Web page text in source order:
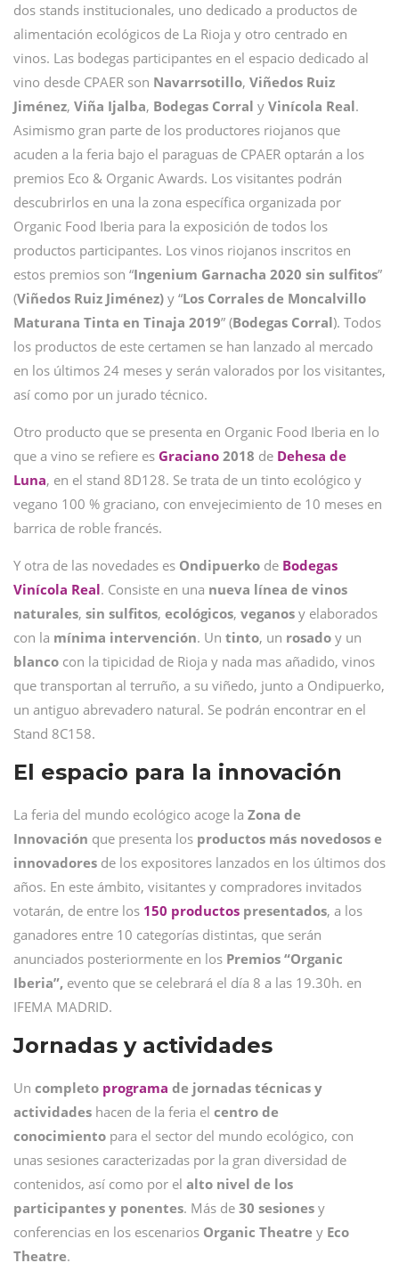
dos stands institucionales, uno dedicado a productos de
alimentación ecológicos de La Rioja y otro centrado en
vinos. Las bodegas participantes en el espacio dedicado al
vino desde CPAER son Navarrsotillo, Viñedos Ruiz
Jiménez, Viña Ijalba, Bodegas Corral y Vinícola Real.
Asimismo gran parte de los productores riojanos que
acuden a la feria bajo el paraguas de CPAER optarán a los
premios Eco & Organic Awards. Los visitantes podrán
descubrirlos en una la zona específica organizada por
Organic Food Iberia para la exposición de todos los
productos participantes. Los vinos riojanos inscritos en
estos premios son “Ingenium Garnacha 2020 sin sulfitos”
(Viñedos Ruiz Jiménez) y “Los Corrales de Moncalvillo
Maturana Tinta en Tinaja 2019” (Bodegas Corral). Todos
los productos de este certamen se han lanzado al mercado
en los últimos 24 meses y serán valorados por los visitantes,
así como por un jurado técnico.
Otro producto que se presenta en Organic Food Iberia en lo
que a vino se refiere es Graciano 2018 de Dehesa de
Luna, en el stand 8D128. Se trata de un tinto ecológico y
vegano 100 % graciano, con envejecimiento de 10 meses en
barrica de roble francés.
Y otra de las novedades es Ondipuerko de Bodegas
Vinícola Real. Consiste en una nueva línea de vinos
naturales, sin sulfitos, ecológicos, veganos y elaborados
con la mínima intervención. Un tinto, un rosado y un
blanco con la tipicidad de Rioja y nada mas añadido, vinos
que transportan al terruño, a su viñedo, junto a Ondipuerko,
un antiguo abrevadero natural. Se podrán encontrar en el
Stand 8C158.
El espacio para la innovación
La feria del mundo ecológico acoge la Zona de
Innovación que presenta los productos más novedosos e
innovadores de los expositores lanzados en los últimos dos
años. En este ámbito, visitantes y compradores invitados
votarán, de entre los 150 productos presentados, a los
ganadores entre 10 categorías distintas, que serán
anunciados posteriormente en los Premios “Organic
Iberia”, evento que se celebrará el día 8 a las 19.30h. en
IFEMA MADRID.
Jornadas y actividades
Un completo programa de jornadas técnicas y
actividades hacen de la feria el centro de
conocimiento para el sector del mundo ecológico, con
unas sesiones caracterizadas por la gran diversidad de
contenidos, así como por el alto nivel de los
participantes y ponentes. Más de 30 sesiones y
conferencias en los escenarios Organic Theatre y Eco
Theatre.